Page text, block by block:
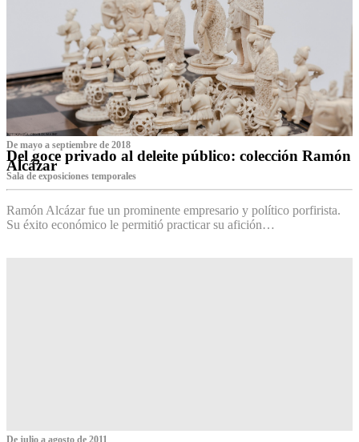
De mayo a septiembre de 2018
Del goce privado al deleite público: colección Ramón
Alcázar
Sala de exposiciones temporales
Ramón Alcázar fue un prominente empresario y político porfirista.
Su éxito económico le permitió practicar su afición…